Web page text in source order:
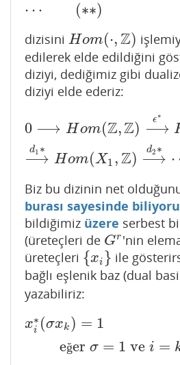
⋯ (∗∗)
dizisini Hom(⋅,Z)
Hom(⋅,Z)
edilerek elde edildiğini
diziyi, dediğimiz gibi
diziyi elde ederiz:
0 ⟶ Hom(Z,Z) ⟶
ϵ∗
⟶
d1 ∗
Hom(X1 ,Z) ⟶
d2 ∗
0 H m( ⟶ ∗H m ( 0
Biz bu dizinin net
burası sayesinde
bildiğimiz üzere serbest
(üreteçleri de Gr
Gr 'nin
üreteçleri {xi }
{xi}
ile
bağlı eşlenik baz (dual
yazabiliriz:
x∗
i (σxk ) = 1
eğer σ = 1 vei =
xi ∗(σx